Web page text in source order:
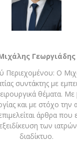
Γεωργιάδης
Περιεχομένου: Ο
συντάκτης με
θέματα.
και με στόχο την
άρθρα που
των
διαδίκτυο.